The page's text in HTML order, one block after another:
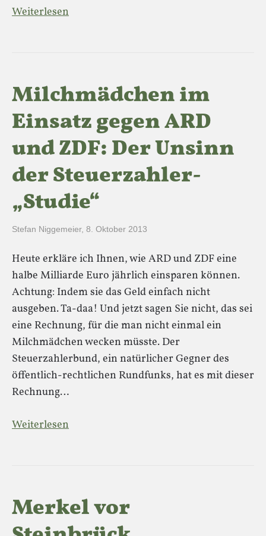
Weiterlesen
Milchmädchen im
Einsatz gegen ARD
und ZDF: Der Unsinn
der Steuerzahler-
„Studie“
Stefan Niggemeier, 8. Oktober 2013
Heute erkläre ich Ihnen, wie ARD und ZDF eine
halbe Milliarde Euro jährlich einsparen können.
Achtung: Indem sie das Geld einfach nicht
ausgeben. Ta-daa! Und jetzt sagen Sie nicht, das sei
eine Rechnung, für die man nicht einmal ein
Milchmädchen wecken müsste. Der
Steuerzahlerbund, ein natürlicher Gegner des
öffentlich-rechtlichen Rundfunks, hat es mit dieser
Rechnung…
Weiterlesen
Merkel vor